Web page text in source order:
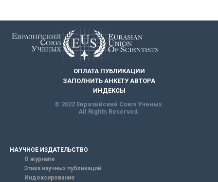
ОПЛАТА ПУБЛИКАЦИИ
ЗАПОЛНИТЬ АНКЕТУ АВТОРА
ИНДЕКСЫ
© 2022 Евразийский Союз Ученых.
All Rights Reserved.
НАУЧНОЕ ИЗДАТЕЛЬСТВО
О журнале
Этика научных публикаций
Индексирование